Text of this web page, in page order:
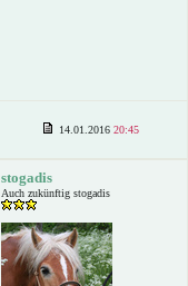
14.01.2016 20:45
stogadis
Auch zukünftig stogadis